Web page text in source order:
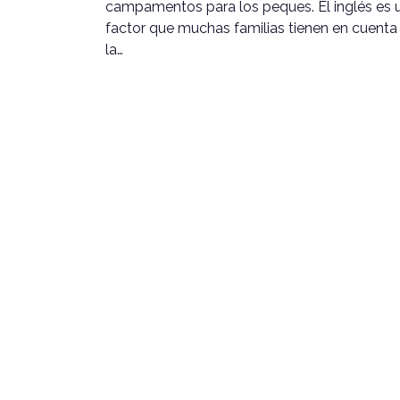
campamentos para los peques. El inglés es
factor que muchas familias tienen en cuenta
la…